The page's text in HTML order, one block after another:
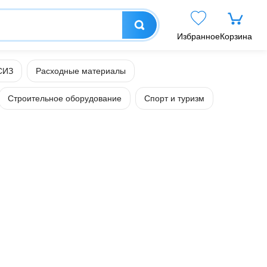
ИзбранноеКорзина
Расходные материалы
Строительное оборудование Спорт и туризм